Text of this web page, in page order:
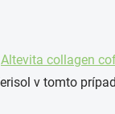
Altevita collagen
v tomto